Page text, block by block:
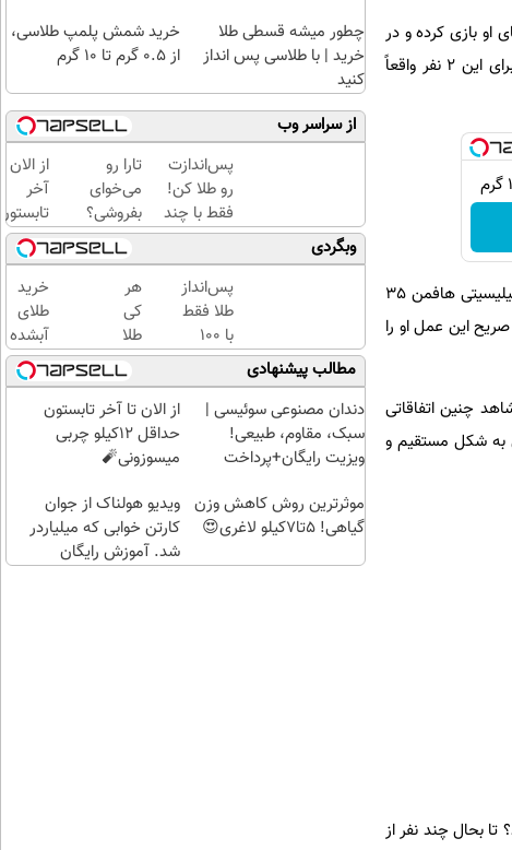
او بازی کرده و در
سه نمایشنامه وی با نقش‌های که برای او نوشته شده بود، به صحنه رفته است. ممت اشاره می‌کند که «برای این ۲ نفر واقعاً
کسی چون دیوید ممت است که خود اشاره کرده است با با فیلیسیتی هافمن 35
این عمل او را
چنین اتفاقاتی
به شکل مستقیم و
بحال چند نفر از
چطور میشه قسطی طلا
خرید | با طلاسی پس انداز
کنید
خرید شمش پلمپ طلاسی،
از ۰.۵ گرم تا ۱۰ گرم
از سراسر وب
پس‌اندازت
رو طلا کن!
فقط با چند
کلیک با
حداقل‌ترین
مبلغ...
تارا رو
می‌خوای
بفروشی؟
با
خودرو۴۵
یک‌روزه
بفروشش
از الان
آخر
حداقل
12کیلو
چربی
🧨
وبگردی
پس‌انداز
طلا فقط
با ۱۰۰
هزارتومان
(امن و
راحت)
هر
کی
طلا
داره،
غم
نداره!
😊💎
(خرید
چند
کلیک)
خرید
طلای
آبشده
حتی با
۱۰۰هزارتومان
مطالب پیشنهادی
دندان مصنوعی سوئیسی |
سبک، مقاوم، طبیعی!
ویزیت رایگان+پرداخت
از الان تا آخر تابستون
حداقل 12کیلو چربی
میسوزونی🧨
موثرترین روش کاهش وزن
گیاهی! 5تا۷کیلو لاغری😍
ویدیو هولناک از جوان
کارتن خوابی که میلیاردر
شد. آموزش رایگان